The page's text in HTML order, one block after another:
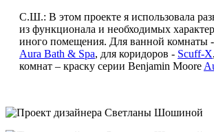
С.Ш.: В этом проекте я использовала
из функционала и необходимых
иного помещения. Для ванной комнаты
Aura Bath & Spa, для коридоров - Scuff-X
комнат – краску серии Benjamin Moore